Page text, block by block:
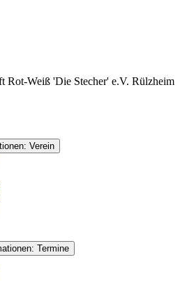
Rot-Weiß 'Die Stecher' e.V. Rülzheim
Verein
Termine